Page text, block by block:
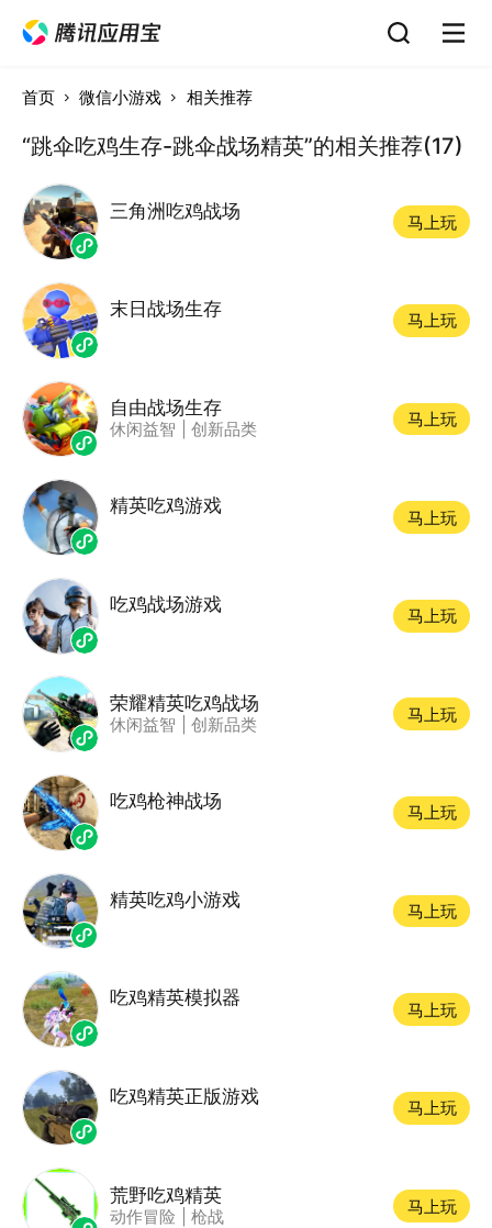
首页 微信小游戏 相关推荐
“跳伞吃鸡生存-跳伞战场精英”的相关推荐(17)
三角洲吃鸡战场
马上玩
末日战场生存
马上玩
自由战场生存
休闲益智 创新品类
马上玩
精英吃鸡游戏
马上玩
吃鸡战场游戏
马上玩
荣耀精英吃鸡战场
休闲益智 创新品类
马上玩
吃鸡枪神战场
马上玩
精英吃鸡小游戏
马上玩
吃鸡精英模拟器
马上玩
吃鸡精英正版游戏
马上玩
荒野吃鸡精英
动作冒险 枪战
马上玩